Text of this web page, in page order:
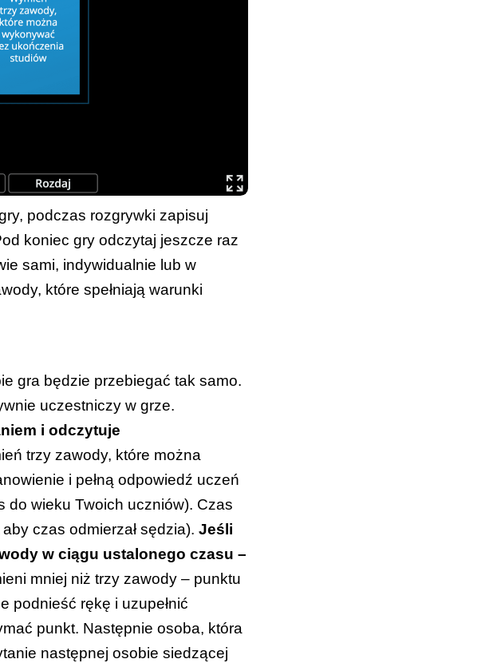
podczas rozgrywki zapisuj
koniec gry odczytaj jeszcze raz
sami, indywidualnie lub w
które spełniają warunki
gra będzie przebiegać tak samo.
uczestniczy w grze.
i odczytuje
trzy zawody, które można
i pełną odpowiedź uczeń
wieku Twoich uczniów). Czas
czas odmierzał sędzia). Jeśli
w ciągu ustalonego czasu –
mniej niż trzy zawody – punktu
podnieść rękę i uzupełnić
punkt. Następnie osoba, która
następnej osobie siedzącej